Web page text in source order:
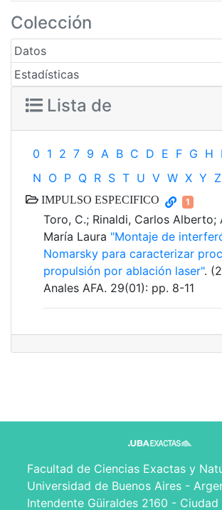
Colección
Datos
Estadísticas
Lista de
0 1 2 7 9 A B C D E F G H I
N O P Q R S T U V W X Y Z
IMPULSO ESPECIFICO 1
Toro, C.; Rinaldi, Carlos Alberto;
María Laura "Montaje de
Nomarsky para caracterizar
propulsión por ablación laser".
Anales AFA. 29(01): pp. 8-11
Facultad de Ciencias Exactas y
Universidad de Buenos Aires -
Intendente Güiraldes 2160 -